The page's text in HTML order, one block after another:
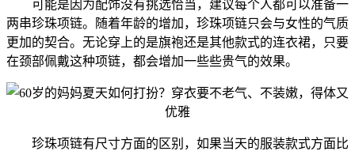
可能是因为配饰没有挑选恰当，建议每个人都可以准备一
两串珍珠项链。随着年龄的增加，珍珠项链只会与女性的气质
更加的契合。无论穿上的是旗袍还是其他款式的连衣裙，只要
在颈部佩戴这种项链，都会增加一些些贵气的效果。
珍珠项链有尺寸方面的区别，如果当天的服装款式方面比